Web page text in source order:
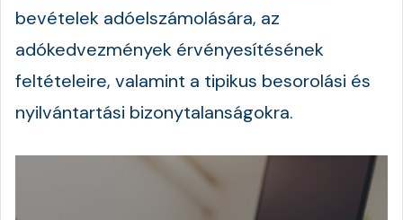
bevételek adóelszámolására, az
adókedvezmények érvényesítésének
feltételeire, valamint a tipikus besorolási és
nyilvántartási bizonytalanságokra.